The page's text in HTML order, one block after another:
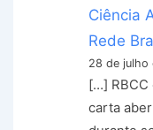
Ciência
Rede
28 de julho
[…]
carta